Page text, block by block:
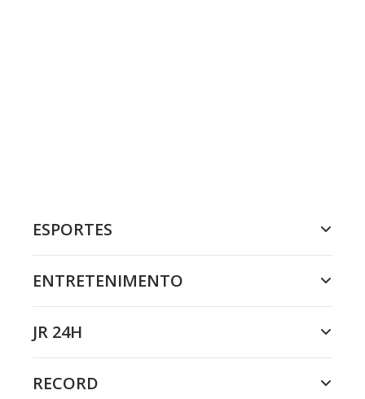
ESPORTES
ENTRETENIMENTO
JR 24H
RECORD